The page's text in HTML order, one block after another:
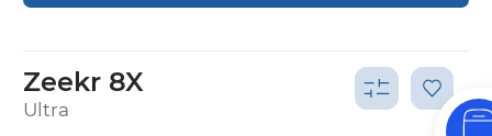
Zeekr 8X
Ultra